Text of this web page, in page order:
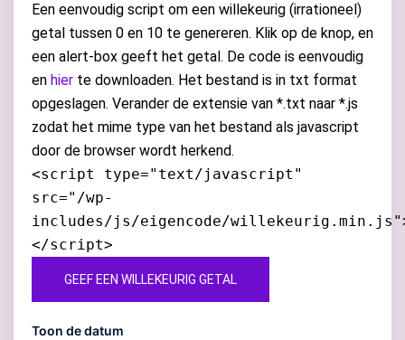
Een eenvoudig script om een willekeurig (irrationeel)
getal tussen 0 en 10 te genereren. Klik op de knop, en
een alert-box geeft het getal. De code is eenvoudig
en hier te downloaden. Het bestand is in txt format
opgeslagen. Verander de extensie van *.txt naar *.js
zodat het mime type van het bestand als javascript
door de browser wordt herkend.
<script type="text/javascript"
src="/wp-
includes/js/eigencode/
</script>
GEEF EEN WILLEKEURIG GETAL
Toon de datum